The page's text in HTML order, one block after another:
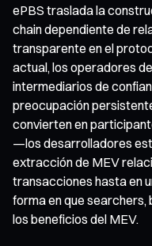
ePBS traslada la
chain dependiente de
transparente en el
actual, los operadores
intermediarios de
preocupación
convierten en
—los desarrolladores
extracción de MEV
transacciones hasta en
forma en que
los beneficios del MEV.